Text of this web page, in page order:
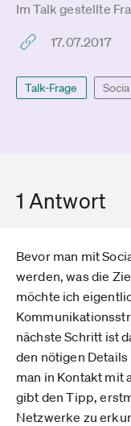
Im Talk gestellte
17.07.2017
Talk-Frage
1 Antwort
Bevor man mit
werden, was die
möchte ich
nächste Schritt ist
den nötigen
man in Kontakt mit
gibt den Tipp,
Netzwerke zu